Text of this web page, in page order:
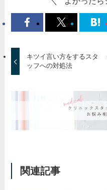
キツイ言い方をするスタ
ッフへの対処法
関連記事